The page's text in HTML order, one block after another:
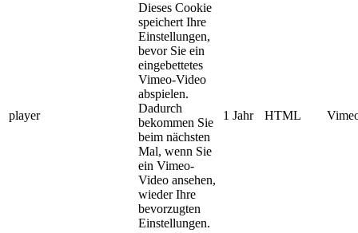
player
Dieses Cookie
speichert Ihre
Einstellungen,
bevor Sie ein
eingebettetes
Vimeo-Video
abspielen.
Dadurch
bekommen Sie
beim nächsten
Mal, wenn Sie
ein Vimeo-
Video ansehen,
wieder Ihre
bevorzugten
Einstellungen.
1 Jahr HTML